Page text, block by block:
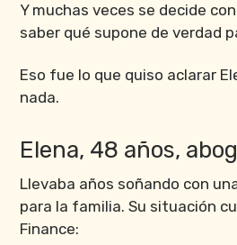
Y muchas veces se decide
saber qué supone de verdad
Eso fue lo que quiso aclarar
nada.
Elena, 48 años,
Llevaba años soñando con
para la familia. Su situación
Finance: